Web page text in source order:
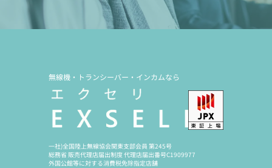
無線機・トランシーバー・インカムなら
一社)全国陸上無線協会関東支部会員 第245号
総務省 販売代理店届出制度 代理店届出番号C1909977
外国公館等に対する消費税免除指定店舗